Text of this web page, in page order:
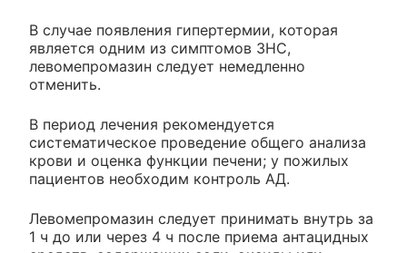
В случае появления гипертермии, которая
является одним из симптомов ЗНС,
левомепромазин следует немедленно
отменить.
В период лечения рекомендуется
систематическое проведение общего анализа
крови и оценка функции печени; у пожилых
пациентов необходим контроль АД.
Левомепромазин следует принимать внутрь за
1 ч до или через 4 ч после приема антацидных